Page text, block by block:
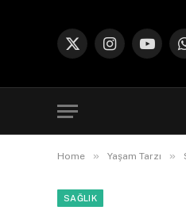
X
Instagram
Home » Yaşam Tarzı »
SAĞLIK